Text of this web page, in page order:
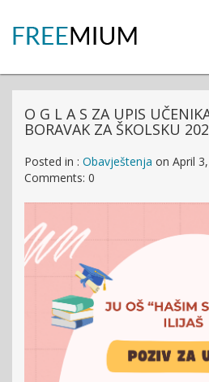
O G L A S ZA UPIS
BORAVAK ZA ŠKOLSKU
Posted in : Obavještenja on April
Comments: 0